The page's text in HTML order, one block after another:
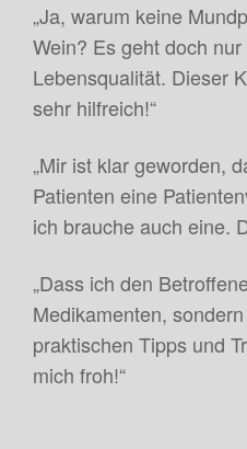
„Ja, warum keine
Wein? Es geht doch
Lebensqualität. Dieser
sehr hilfreich!“
„Mir ist klar geworden,
Patienten eine
ich brauche auch eine.
„Dass ich den
Medikamenten,
praktischen Tipps und
mich froh!“